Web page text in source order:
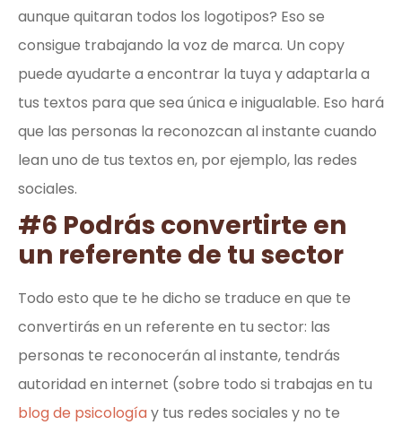
aunque quitaran todos los logotipos? Eso se
consigue trabajando la voz de marca. Un copy
puede ayudarte a encontrar la tuya y adaptarla a
tus textos para que sea única e inigualable. Eso hará
que las personas la reconozcan al instante cuando
lean uno de tus textos en, por ejemplo, las redes
sociales.
#6 Podrás convertirte en
un referente de tu sector
Todo esto que te he dicho se traduce en que te
convertirás en un referente en tu sector: las
personas te reconocerán al instante, tendrás
autoridad en internet (sobre todo si trabajas en tu
blog de psicologíay tus redes sociales y no te